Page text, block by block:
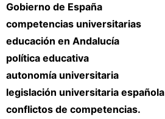
Gobierno de España
competencias universitarias
educación en Andalucía
política educativa
autonomía universitaria
legislación universitaria española
conflictos de competencias.